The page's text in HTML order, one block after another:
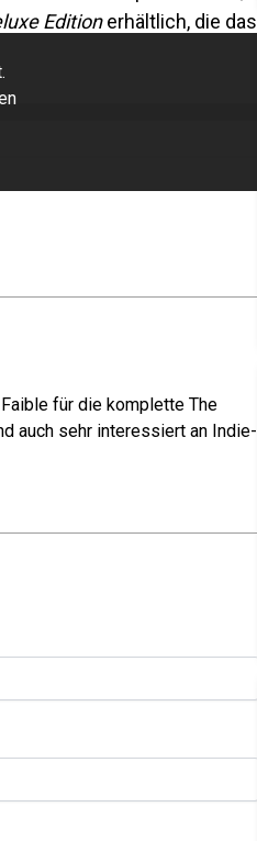
Editionerhältlich, die das
für die komplette The
auch sehr interessiert an Indie-